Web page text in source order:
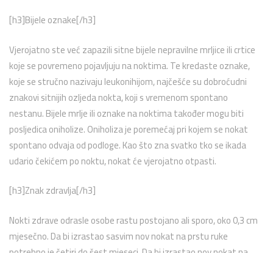
[h3]Bijele oznake[/h3]
Vjerojatno ste već zapazili sitne bijele nepravilne mrljice ili crtice
koje se povremeno pojavljuju na noktima. Te kredaste oznake,
koje se stručno nazivaju leukonihijom, najčešće su dobroćudni
znakovi sitnijih ozljeda nokta, koji s vremenom spontano
nestanu. Bijele mrlje ili oznake na noktima također mogu biti
posljedica oniholize. Oniholiza je poremećaj pri kojem se nokat
spontano odvaja od podloge. Kao što zna svatko tko se ikada
udario čekićem po noktu, nokat će vjerojatno otpasti.
[h3]Znak zdravlja[/h3]
Nokti zdrave odrasle osobe rastu postojano ali sporo, oko 0,3 cm
mjesečno. Da bi izrastao sasvim nov nokat na prstu ruke